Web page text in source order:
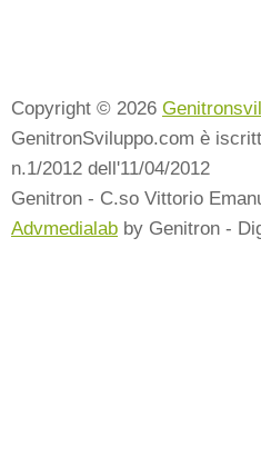
Copyright © 2026
GenitronSviluppo.com è
n.1/2012 dell'11/04/2012
Genitron - C.so Vittorio
Advmedialab by Genitron -